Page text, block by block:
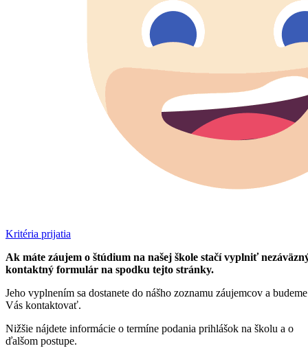
Kritéria prijatia
Ak máte záujem o štúdium na našej škole stačí vyplniť
kontaktný formulár na spodku tejto stránky.
Jeho vyplnením sa dostanete do nášho zoznamu záujemcov a budeme
Vás kontaktovať.
Nižšie nájdete informácie o termíne podania prihlášok na školu a o
ďalšom postupe.